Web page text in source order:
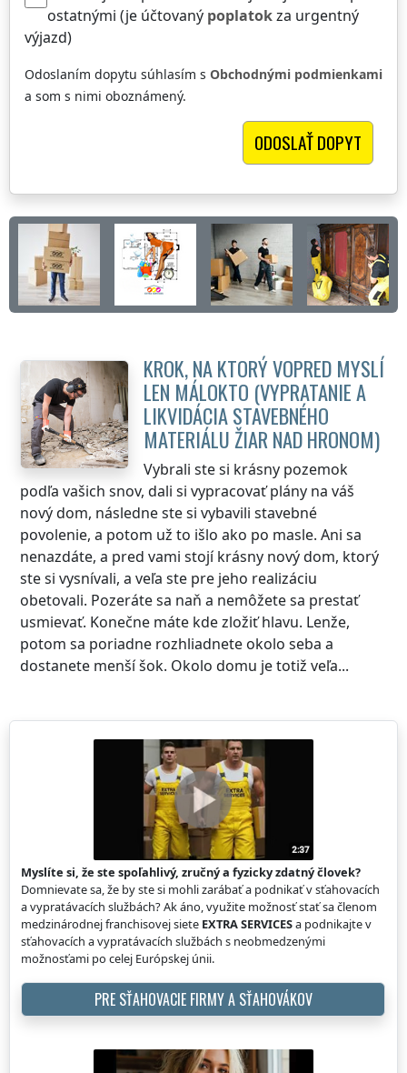
ostatnými (je účtovaný poplatokza urgentný
výjazd)
Odoslaním dopytu súhlasím s Obchodnými podmienkami
a som s nimi oboznámený.
KROK, NA KTORÝ VOPRED MYSLÍ
LEN MÁLOKTO (VYPRATANIE A
LIKVIDÁCIA STAVEBNÉHO
MATERIÁLU ŽIAR NAD HRONOM)
Vybrali ste si krásny pozemok
podľa vašich snov, dali si vypracovať plány na váš
nový dom, následne ste si vybavili stavebné
povolenie, a potom už to išlo ako po masle. Ani sa
nenazdáte, a pred vami stojí krásny nový dom, ktorý
ste si vysnívali, a veľa ste pre jeho realizáciu
obetovali. Pozeráte sa naň a nemôžete sa prestať
usmievať. Konečne máte kde zložiť hlavu. Lenže,
potom sa poriadne rozhliadnete okolo seba a
dostanete menší šok. Okolo domu je totiž veľa...
Myslíte si, že ste spoľahlivý, zručný a fyzicky zdatný človek?
Domnievate sa, že by ste si mohli zarábať a podnikať v sťahovacích
a vypratávacích službách? Ak áno, využite možnosť stať sa členom
medzinárodnej franchisovej siete EXTRA SERVICESa podnikajte v
sťahovacích a vypratávacích službách s neobmedzenými
možnosťami po celej Európskej únii.
PRE SŤAHOVACIE FIRMY A SŤAHOVÁKOV